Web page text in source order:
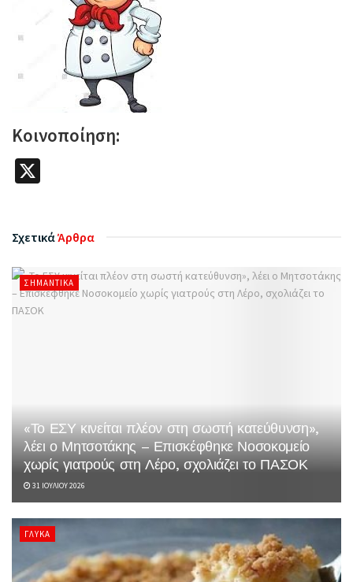
Κοινοποίηση:
ΣχετικάΆρθρα
ΣΗΜΑΝΤΙΚΆ
«Το ΕΣΥ κινείται πλέον στη σωστή κατεύθυνση»,
λέει ο Μητσοτάκης – Επισκέφθηκε Νοσοκομείο
χωρίς γιατρούς στη Λέρο, σχολιάζει το ΠΑΣΟΚ
31 ΙΟΥΛΊΟΥ 2026
ΓΛΥΚΆ